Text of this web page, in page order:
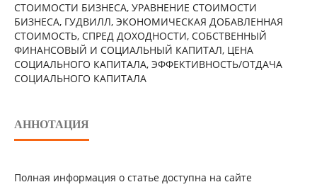
СТОИМОСТИ БИЗНЕСА, УРАВНЕНИЕ СТОИМОСТИ
БИЗНЕСА, ГУДВИЛЛ, ЭКОНОМИЧЕСКАЯ ДОБАВЛЕННАЯ
СТОИМОСТЬ, СПРЕД ДОХОДНОСТИ, СОБСТВЕННЫЙ
ФИНАНСОВЫЙ И СОЦИАЛЬНЫЙ КАПИТАЛ, ЦЕНА
СОЦИАЛЬНОГО КАПИТАЛА, ЭФФЕКТИВНОСТЬ/ОТДАЧА
СОЦИАЛЬНОГО КАПИТАЛА
АННОТАЦИЯ
Полная информация о статье доступна на сайте